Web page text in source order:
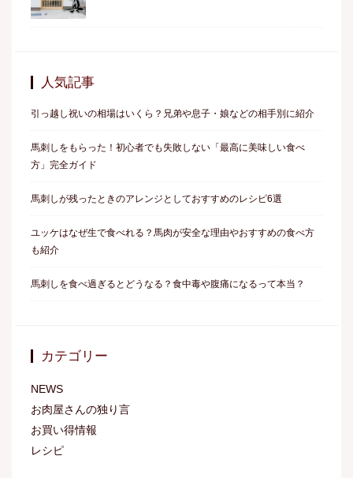
人気記事
引っ越し祝いの相場はいくら？兄弟や息子・娘などの相手別に紹介
馬刺しをもらった！初心者でも失敗しない「最高に美味しい食べ
方」完全ガイド
馬刺しが残ったときのアレンジとしておすすめのレシピ6選
ユッケはなぜ生で食べれる？馬肉が安全な理由やおすすめの食べ方
も紹介
馬刺しを食べ過ぎるとどうなる？食中毒や腹痛になるって本当？
カテゴリー
NEWS
お肉屋さんの独り言
お買い得情報
レシピ